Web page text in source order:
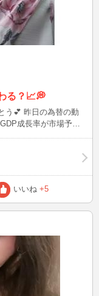
る？📈💭
替の動
成長率が市場予想
5円も円
くのかな…？とも思う
高（使えるお金）」
ちゃう部分もあります
峡など）の緊迫化
知れば知るほど奥が深
い方がいたら、ぜひ、
いいね +5